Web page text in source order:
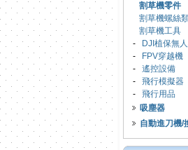
割草機零件
割草機螺絲
割草機工具
-
DJI植保無
-
FPV穿越機
- 遙控設備
- 飛行模擬器
- 飛行用品
吸塵器
自動進刀機/